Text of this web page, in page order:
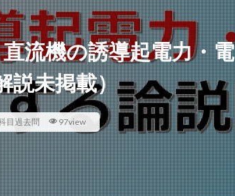
流機の誘導起電力・電
説未掲載）
目過去問 97view